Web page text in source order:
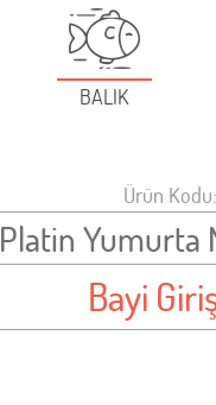
BALIK
Ürün
Platin Yumurta
Bayi